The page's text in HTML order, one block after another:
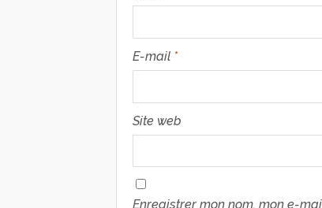
E-mail *
Site web
Enregistrer mon nom, mon e-